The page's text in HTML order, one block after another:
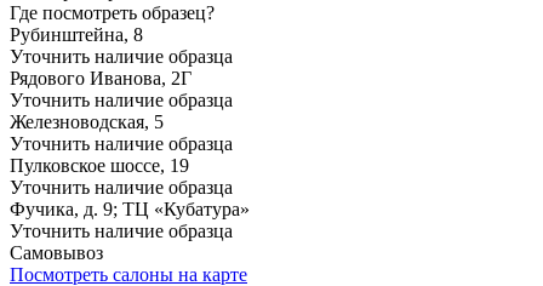
Где посмотреть образец?
Рубинштейна, 8
Уточнить наличие образца
Рядового Иванова, 2Г
Уточнить наличие образца
Железноводская, 5
Уточнить наличие образца
Пулковское шоссе, 19
Уточнить наличие образца
Фучика, д. 9; ТЦ «Кубатура»
Уточнить наличие образца
Самовывоз
Посмотреть салоны на карте